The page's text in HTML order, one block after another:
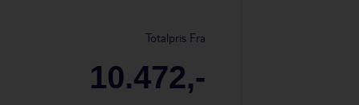
Totalpris Fra
10.472,-